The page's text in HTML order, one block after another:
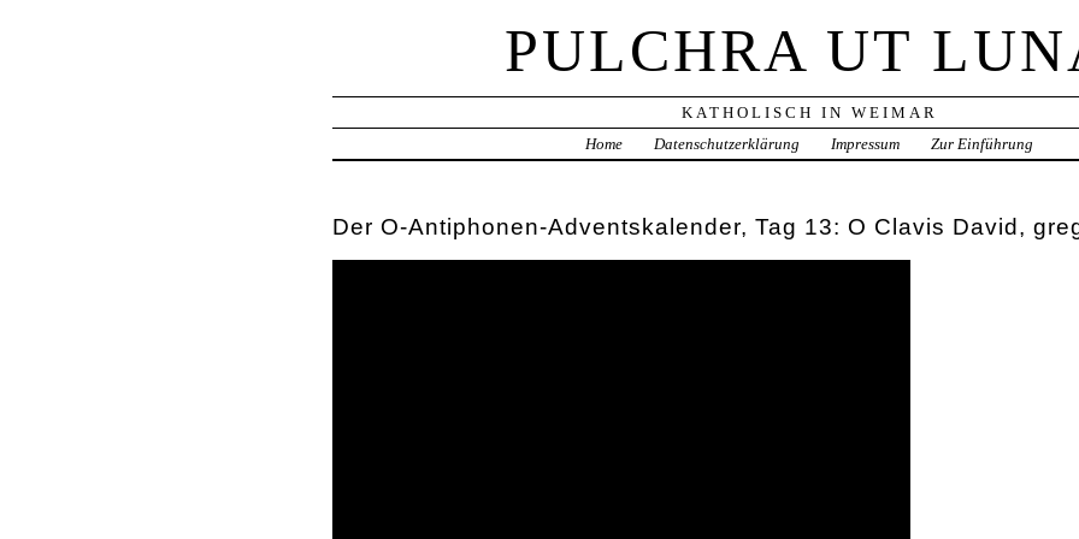
PULCHRA UT
KATHOLISCH IN WEIMAR
Home
Datenschutzerklärung Impressum Zur Einführung
Der O-Antiphonen-Adventskalender, Tag 13: O Clavis David,